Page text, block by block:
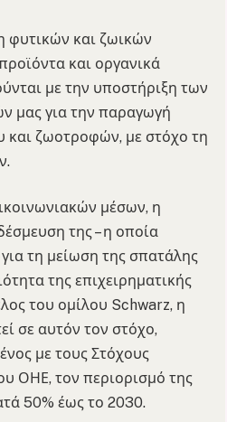
φυτικών και ζωικών
και οργανικά
με την υποστήριξη των
μας για την παραγωγή
και ζωοτροφών, με στόχο τη
μέσων, η
της – η οποία
τη μείωση της σπατάλης
της επιχειρηματικής
του ομίλου Schwarz, η
σε αυτόν τον στόχο,
με τους Στόχους
ΟΗΕ, τον περιορισμό της
50% έως το 2030.